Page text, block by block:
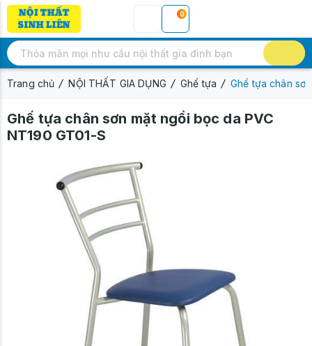
0
Trang chủ NỘI THẤT GIA DỤNG Ghế tựa Ghế tựa chân
Ghế tựa chân sơn mặt ngồi bọc da PVC
NT190 GT01-S